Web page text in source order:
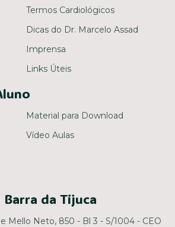
Termos Cardiológicos
Dicas do Dr. Marcelo Assad
Imprensa
Links Úteis
Material para Download
Vídeo Aulas
da Tijuca
Mello Neto, 850 - Bl 3 - S/1004 - CEO